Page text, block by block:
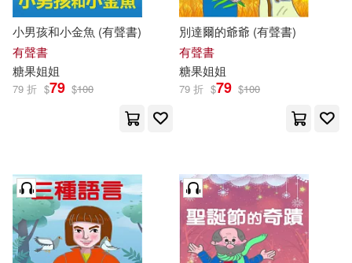
小男孩和小金魚 (有聲書)
有聲書
糖果姐姐
79 折 $79 $100
別達爾的爺爺 (有聲書)
有聲書
糖果姐姐
79 折 $79 $100